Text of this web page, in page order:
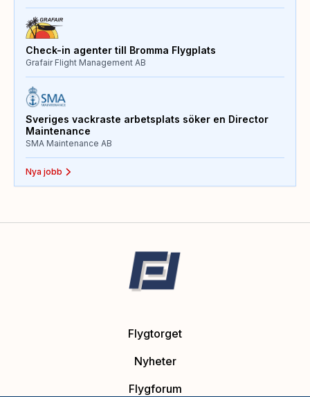
Check-in agenter till Bromma Flygplats
Grafair Flight Management AB
Sveriges vackraste arbetsplats söker en Director
Maintenance
SMA Maintenance AB
Nya jobb
Flygtorget
Nyheter
Flygforum